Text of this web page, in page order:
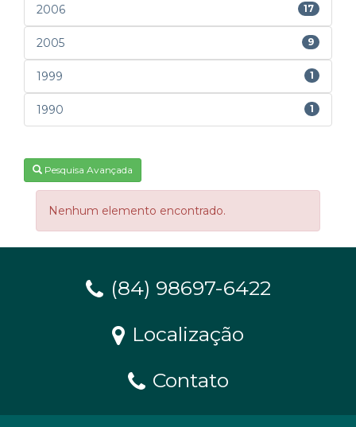
2006 17
2005 9
1999 1
1990 1
Pesquisa Avançada
Nenhum elemento encontrado.
(84) 98697-6422
Localização
Contato